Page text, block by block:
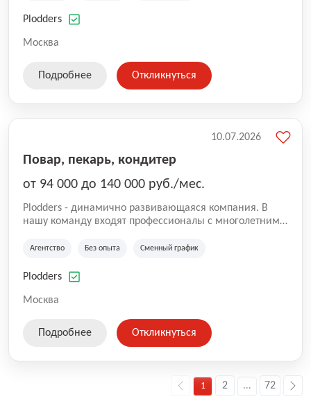
оказываемых услуг.
Plodders
Москва
Подробнее Откликнуться
Повар, пекарь, кондитер
от 94 000 до 140 000 руб./мес.
Plodders - динамично развивающаяся компания. В
нашу команду входят профессионалы с многолетним
на рынке аутсорсинга, а накопленный опыт позволяют
оказываемых услуг.
Агентство Без опыта Сменный график
Plodders
Москва
10.07.2026
Подробнее Откликнуться
1 2 ... 72